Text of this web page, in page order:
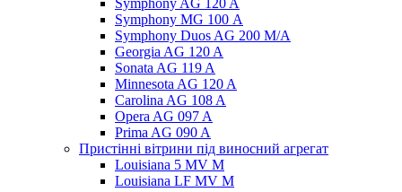
Symphony AG 120 A
Symphony MG 100 А
Symphony Duos AG 200 M/A
Georgia AG 120 A
Sonata AG 119 A
Minnesota AG 120 A
Carolina AG 108 A
Opera AG 097 A
Prima AG 090 A
Пристінні вітрини під виносний агрегат
Louisiana 5 MV M
Louisiana LF MV M